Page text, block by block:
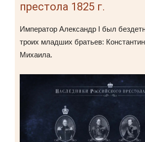
престола 1825 г.
Император Александр I был
троих младших братьев:
Михаила.